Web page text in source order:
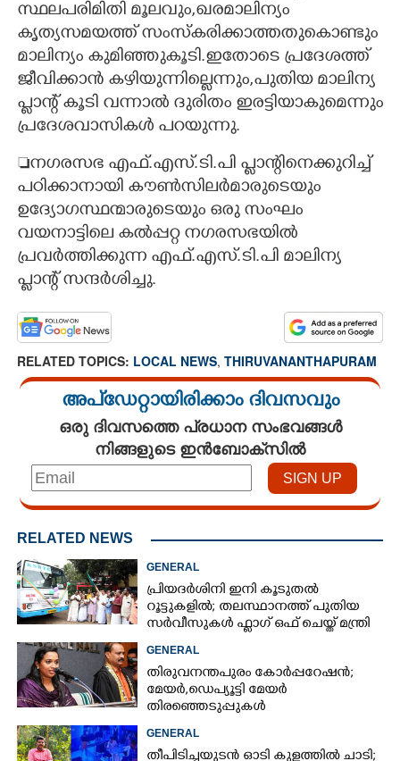
സ്ഥലപരിമിതി മൂലവും,​ഖരമാലിന്യം
കൃത്യസമയത്ത് സംസ്കരിക്കാത്തതുകൊണ്ടും
മാലിന്യം കുമിഞ്ഞുകൂടി.ഇതോടെ പ്രദേശത്ത്
ജീവിക്കാൻ കഴിയുന്നില്ലെന്നും,പുതിയ മാലിന്യ
പ്ലാന്റ് കൂടി വന്നാൽ ദുരിതം ഇരട്ടിയാകുമെന്നും
പ്രദേശവാസികൾ പറയുന്നു.
നഗരസഭ എഫ്.എസ്.ടി.പി പ്ലാന്റിനെക്കുറിച്ച്
പഠിക്കാനായി കൗൺസിലർമാരുടെയും
ഉദ്യോഗസ്ഥന്മാരുടെയും ഒരു സംഘം
വയനാട്ടിലെ കൽപ്പറ്റ നഗരസഭയിൽ
പ്രവർത്തിക്കുന്ന എഫ്.എസ്.ടി.പി മാലിന്യ
പ്ലാന്റ് സന്ദർശിച്ചു.
RELATED TOPICS: LOCAL NEWS, THIRUVANANTHAPURAM
അപ്ഡേറ്റായിരിക്കാം ദിവസവും
ഒരു ദിവസത്തെ പ്രധാന സംഭവങ്ങൾ
നിങ്ങളുടെ ഇൻബോക്സിൽ
RELATED NEWS
GENERAL
പ്രിയദർശിനി ഇനി കൂടുതൽ
റൂട്ടുകളിൽ; തലസ്ഥാനത്ത് പുതിയ
സർവീസുകൾ ഫ്ലാഗ് ഒഫ് ചെയ്ത് മന്ത്രി
കെ മുരളീധരൻ
GENERAL
തിരുവനന്തപുരം കോർപ്പറേഷൻ;
മേയർ, ഡെപ്യൂട്ടി മേയർ
തിരഞ്ഞെടുപ്പുകൾ
റദ്ദാക്കണമെന്നാവശ്യപ്പെട്ട് സിപിഎം
GENERAL
തീപിടിച്ചയുടൻ ഓടി കുളത്തിൽ ചാടി;